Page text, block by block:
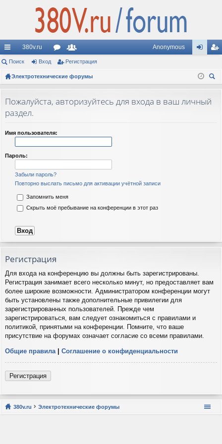
с
ы
и
380v.ru
ор
ум
ол
ьз
ат
и
Anonymous
д ис
Поиск Вход Регистрация
Электротехнические форумы
ск
Пожалуйста, авторизуйтесь для входа в ваш личный
раздел.
Имя пользователя:
Пароль:
Забыли пароль?
Повторно выслать письмо для активации учётной записи
Запомнить меня
Скрыть моё пребывание на конференции в этот раз
Регистрация
Для входа на конференцию вы должны быть зарегистрированы.
Регистрация занимает всего несколько минут, но предоставляет вам
более широкие возможности. Администратором конференции могут
быть установлены также дополнительные привилегии для
зарегистрированных пользователей. Прежде чем
зарегистрироваться, вам следует ознакомиться с правилами и
политикой, принятыми на конференции. Помните, что ваше
присутствие на форумах означает согласие со всеми правилами.
Общие правила | Соглашение о конфиденциальности
Регистрация
380v.ru Электротехнические форумы